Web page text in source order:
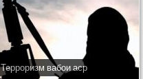
Терроризм вабои аср